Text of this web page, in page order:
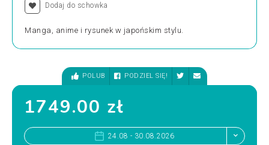
Dodaj do schowka
Manga, anime i rysunek w japońskim stylu.
POLUB PODZIEL SIĘ!
1749.00 zł
24.08 - 30.08.2026